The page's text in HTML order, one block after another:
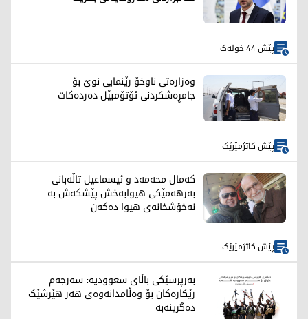
پێش 44 خولەک
وەزارەتی ناوخۆ رێنمایی نوێ بۆ
جامڕەشکردنی ئۆتۆمبێل دەردەکات
پێش کاتژمێرێک
کەمال محەمەد و ئیسماعیل تاڵەبانی
بەرهەمێکی هیوابەخش پێشکەش بە
نەخۆشخانەی هیوا دەکەن
پێش کاتژمێرێک
بەرپرسێکی باڵای سعوودیە: سەرجەم
رێکارەکان بۆ وەڵامدانەوەی هەر هێرشێک
دەگرینەبە